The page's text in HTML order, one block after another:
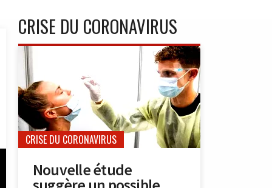
CRISE DU CORONAVIRUS
CRISE DU CORONAVIRUS
Nouvelle étude